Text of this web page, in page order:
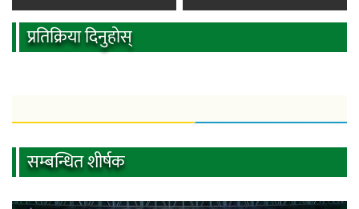
प्रतिक्रिया दिनुहोस्
सम्बन्धित शीर्षक